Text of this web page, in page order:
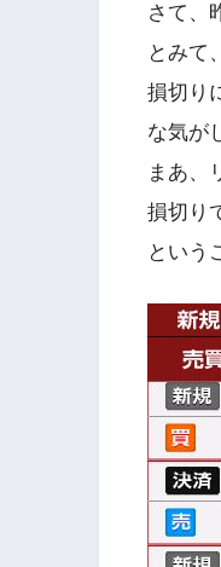
さて、
とみて
損切り
な気が
まあ、
損切り
という